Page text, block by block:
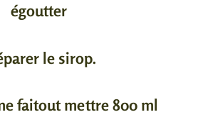
égoutter
le sirop.
faitout mettre 800 ml